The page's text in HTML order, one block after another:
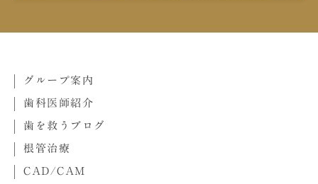
グループ案内
歯科医師紹介
歯を救うブログ
根管治療
CAD/CAM